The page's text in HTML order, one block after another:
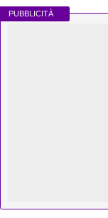
PUBBLICITÀ